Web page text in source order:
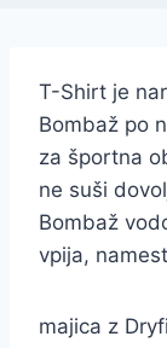
T-Shirt je
Bombaž po
za športna
ne suši
Bombaž
vpija,
majica z